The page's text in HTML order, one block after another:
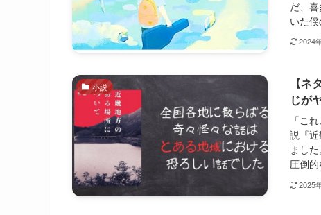
だ、
いた
2024
小説
【
じが
「こ
説『
まし
圧倒
2025